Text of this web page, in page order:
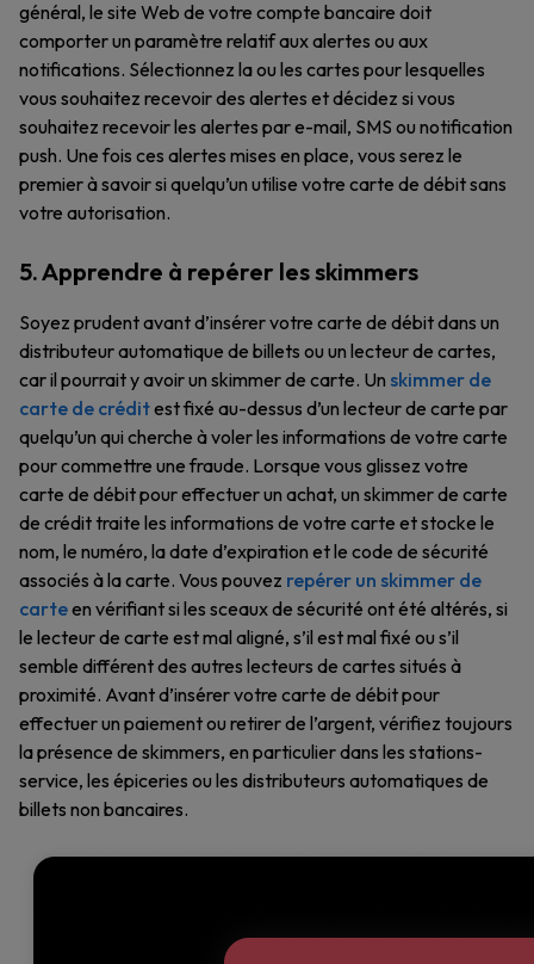
général, le site Web de votre compte bancaire doit
comporter un paramètre relatif aux alertes ou aux
notifications. Sélectionnez la ou les cartes pour lesquelles
vous souhaitez recevoir des alertes et décidez si vous
souhaitez recevoir les alertes par e-mail, SMS ou notification
push. Une fois ces alertes mises en place, vous serez le
premier à savoir si quelqu’un utilise votre carte de débit sans
votre autorisation.
5. Apprendre à repérer les skimmers
Soyez prudent avant d’insérer votre carte de débit dans un
distributeur automatique de billets ou un lecteur de cartes,
car il pourrait y avoir un skimmer de carte. Un skimmer de
carte de créditest fixé au-dessus d’un lecteur de carte par
quelqu’un qui cherche à voler les informations de votre carte
pour commettre une fraude. Lorsque vous glissez votre
carte de débit pour effectuer un achat, un skimmer de carte
de crédit traite les informations de votre carte et stocke le
nom, le numéro, la date d’expiration et le code de sécurité
associés à la carte. Vous pouvez repérer un skimmer de
carteen vérifiant si les sceaux de sécurité ont été altérés, si
le lecteur de carte est mal aligné, s’il est mal fixé ou s’il
semble différent des autres lecteurs de cartes situés à
proximité. Avant d’insérer votre carte de débit pour
effectuer un paiement ou retirer de l’argent, vérifiez toujours
la présence de skimmers, en particulier dans les stations-
service, les épiceries ou les distributeurs automatiques de
billets non bancaires.